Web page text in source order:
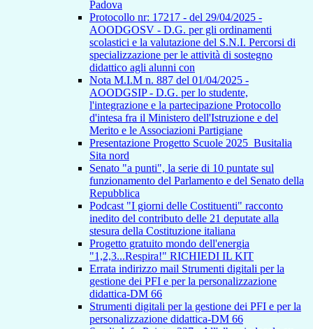
Padova
Protocollo nr: 17217 - del 29/04/2025 -
AOODGOSV - D.G. per gli ordinamenti
scolastici e la valutazione del S.N.I. Percorsi di
specializzazione per le attività di sostegno
didattico agli alunni con
Nota M.I.M n. 887 del 01/04/2025 -
AOODGSIP - D.G. per lo studente,
l'integrazione e la partecipazione Protocollo
d'intesa fra il Ministero dell'Istruzione e del
Merito e le Associazioni Partigiane
Presentazione Progetto Scuole 2025_Busitalia
Sita nord
Senato "a punti", la serie di 10 puntate sul
funzionamento del Parlamento e del Senato della
Repubblica
Podcast "I giorni delle Costituenti" racconto
inedito del contributo delle 21 deputate alla
stesura della Costituzione italiana
Progetto gratuito mondo dell'energia
"1,2,3...Respira!" RICHIEDI IL KIT
Errata indirizzo mail Strumenti digitali per la
gestione dei PFI e per la personalizzazione
didattica-DM 66
Strumenti digitali per la gestione dei PFI e per la
personalizzazione didattica-DM 66